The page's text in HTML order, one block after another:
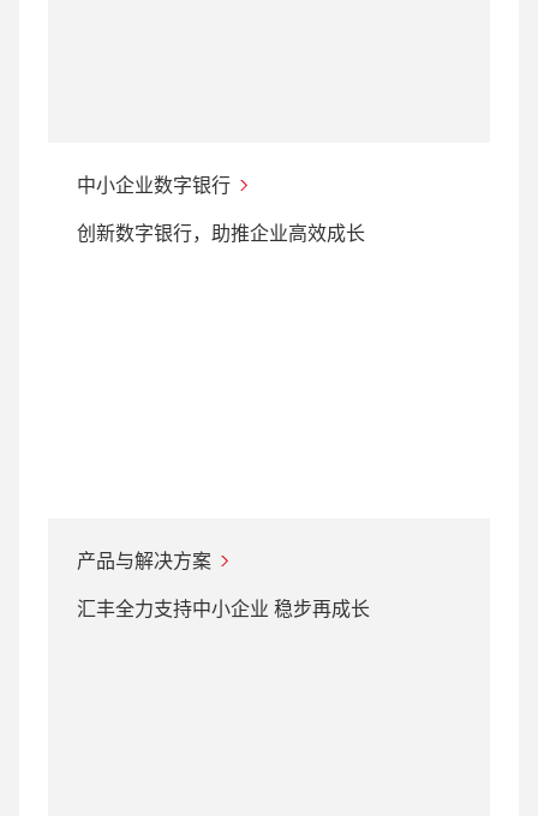
中小企业数字银行
创新数字银行，助推企业高效成长
产品与解决方案
汇丰全力支持中小企业 稳步再成长